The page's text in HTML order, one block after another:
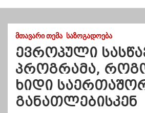
ᲛᲗᲐᲕᲐᲠᲘ ᲗᲔᲛᲐ ᲡᲐᲖᲝᲒᲐᲓᲝᲔᲑᲐ
ევროპული
პროგრამა,
ხიდი
განათლებისკენ